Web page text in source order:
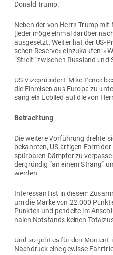
Donald Trump.
Neben der von Herrn Trump
[jeder möge einmal darüber
aus­ge­setzt. Weiter hat der US-
schen Reserve« ein­zu­kaufen:
“Streit“ zwi­schen Russland
US-Vize­prä­sident Mike Pence
die Ein­reisen aus Europa zu
sang ein Loblied auf die von
Betrachtung
Die weitere Vor­führung drehte
bekannten, US-artigen Form
spür­baren Dämpfer zu
der­gründig “an einem Strang“
werden.
Inter­essant ist in diesem
um die Marke von 22.000
Punkten und pen­delte im
nalen Not­stands keinen
Und so geht es für den Moment
Nach­druck eine gewisse